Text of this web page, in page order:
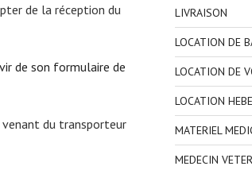
de la réception du
de son formulaire de
du transporteur
LIVRAISON
LOCATION DE
LOCATION DE
LOCATION
MATERIEL
MEDECIN